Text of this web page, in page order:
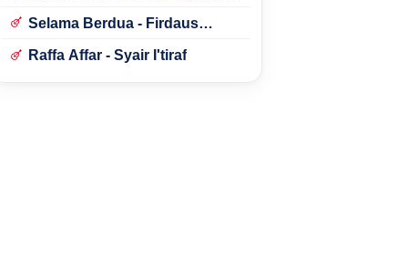
Selama Berdua - Firdaus
Raffa Affar - Syair I'tiraf